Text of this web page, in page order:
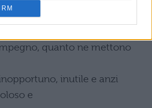
Se gli
al
quanto ne mettono
inutile e anzi
e